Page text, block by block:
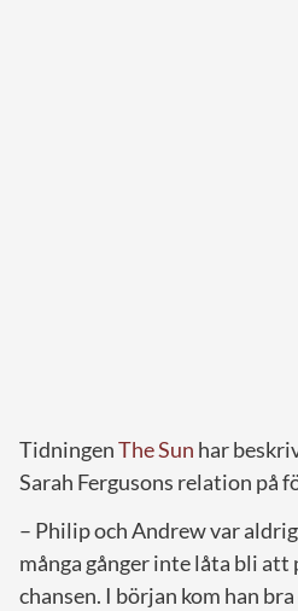
TidningenThe Sun har
Sarah Fergusons relation på
– Philip och Andrew var
många gånger inte låta bli att
chansen. I början kom han